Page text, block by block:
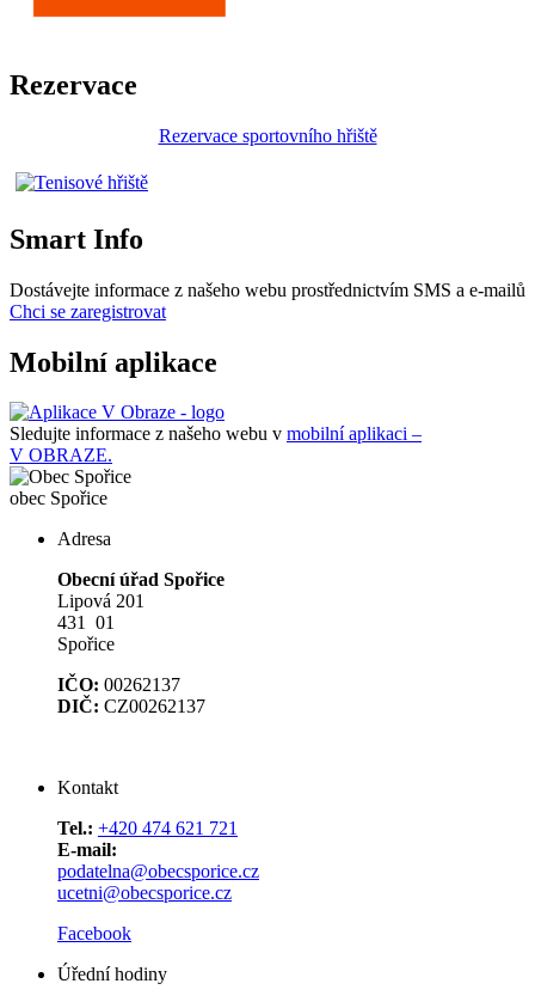
Rezervace
Rezervace sportovního hřiště
Smart Info
Dostávejte informace z našeho webu prostřednictvím SMS a e-mailů
Chci se zaregistrovat
Mobilní aplikace
Sledujte informace z našeho webu v mobilní aplikaci –
V OBRAZE.
obec Spořice
Adresa
Obecní úřad Spořice
Lipová 201
431 01
Spořice
IČO: 00262137
DIČ: CZ00262137
Kontakt
Tel.: +420 474 621 721
E-mail:
podatelna@obecsporice.cz
ucetni@obecsporice.cz
Facebook
Úřední hodiny